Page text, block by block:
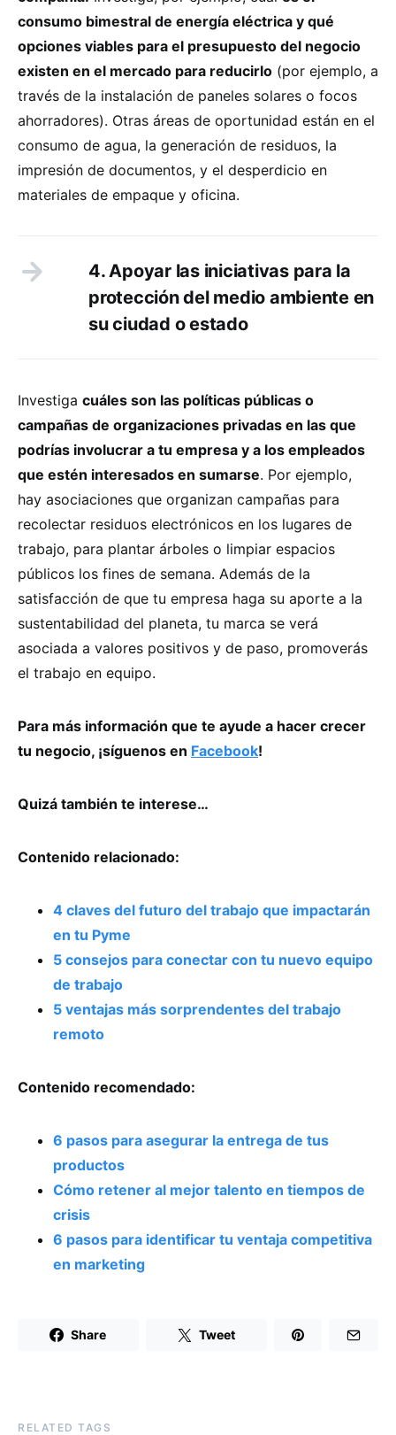
consumo bimestral de energía eléctrica y qué
opciones viables para el presupuesto del negocio
existen en el mercado para reducirlo (por ejemplo, a
través de la instalación de paneles solares o focos
ahorradores). Otras áreas de oportunidad están en el
consumo de agua, la generación de residuos, la
impresión de documentos, y el desperdicio en
materiales de empaque y oficina.
4. Apoyar las iniciativas para la
protección del medio ambiente en
su ciudad o estado
Investiga cuáles son las políticas públicas o
campañas de organizaciones privadas en las que
podrías involucrar a tu empresa y a los empleados
que estén interesados en sumarse. Por ejemplo,
hay asociaciones que organizan campañas para
recolectar residuos electrónicos en los lugares de
trabajo, para plantar árboles o limpiar espacios
públicos los fines de semana. Además de la
satisfacción de que tu empresa haga su aporte a la
sustentabilidad del planeta, tu marca se verá
asociada a valores positivos y de paso, promoverás
el trabajo en equipo.
Para más información que te ayude a hacer crecer
tu negocio, ¡síguenos en Facebook!
Quizá también te interese…
Contenido relacionado:
4 claves del futuro del trabajo que impactarán
en tu Pyme
5 consejos para conectar con tu nuevo equipo
de trabajo
5 ventajas más sorprendentes del trabajo
remoto
Contenido recomendado:
6 pasos para asegurar la entrega de tus
productos
Cómo retener al mejor talento en tiempos de
crisis
6 pasos para identificar tu ventaja competitiva
en marketing
Share Tweet
RELATED TAGS